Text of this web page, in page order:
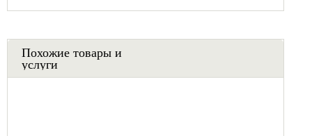
Похожие товары и
услуги